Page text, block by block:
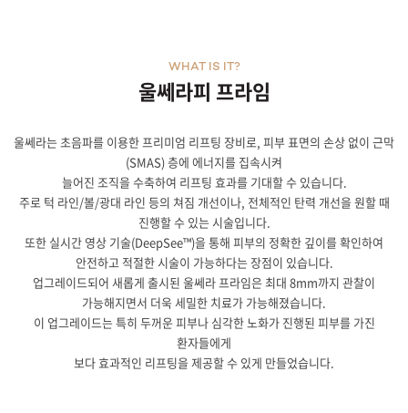
울쎄라피 프라임
WHAT IS IT?
울쎄라는 초음파를 이용한 프리미엄 리프팅 장비로, 피부 표면의 손상 없이 근막
(SMAS) 층에 에너지를 집속시켜
늘어진 조직을 수축하여 리프팅 효과를 기대할 수 있습니다.
주로 턱 라인/볼/광대 라인 등의 쳐짐 개선이나, 전체적인 탄력 개선을 원할 때
진행할 수 있는 시술입니다.
또한 실시간 영상 기술(DeepSee™)을 통해 피부의 정확한 깊이를 확인하여
안전하고 적절한 시술이 가능하다는 장점이 있습니다.
업그레이드되어 새롭게 출시된 울쎄라 프라임은 최대 8mm까지 관찰이
가능해지면서 더욱 세밀한 치료가 가능해졌습니다.
이 업그레이드는 특히 두꺼운 피부나 심각한 노화가 진행된 피부를 가진
환자들에게
보다 효과적인 리프팅을 제공할 수 있게 만들었습니다.